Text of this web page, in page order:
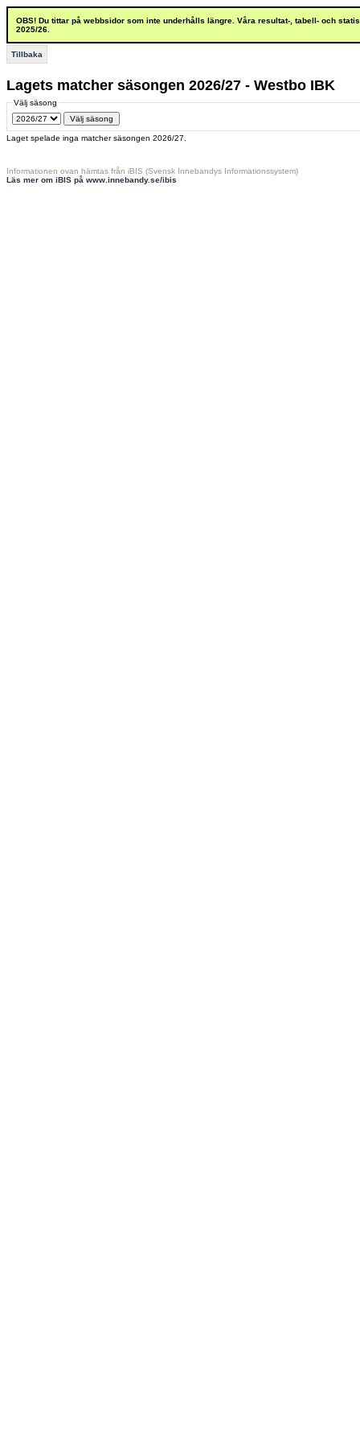
OBS! Du tittar på webbsidor som inte underhålls längre. Våra resultat-, tabell- och
2025/26.
Tillbaka
Lagets matcher säsongen 2026/27 - Westbo IBK
Välj säsong
Laget spelade inga matcher säsongen 2026/27.
Informationen ovan hämtas från iBIS (Svensk Innebandys Informationssystem)
Läs mer om iBIS på www.innebandy.se/ibis